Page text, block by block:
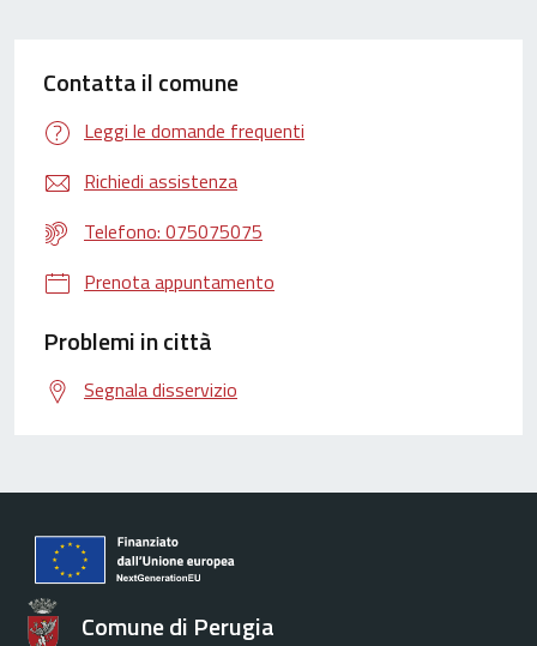
Contatta il comune
Leggi le domande frequenti
Richiedi assistenza
Telefono: 075075075
Prenota appuntamento
Problemi in città
Segnala disservizio
Comune di Perugia